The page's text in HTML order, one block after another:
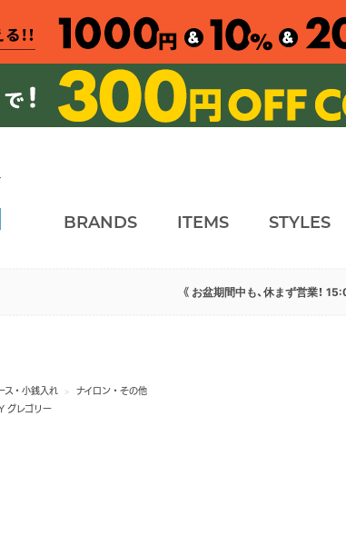
BRANDS ITEMS STYLES
《 お盆期間中も、休まず営業！
ス・小銭入れ >
ナイロン・その他
グレゴリー